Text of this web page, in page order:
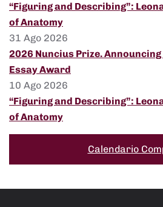
“Figuring and Describing”:
of Anatomy
31 Ago 2026
2026 Nuncius Prize.
Essay Award
10 Ago 2026
“Figuring and Describing”:
of Anatomy
Calendario